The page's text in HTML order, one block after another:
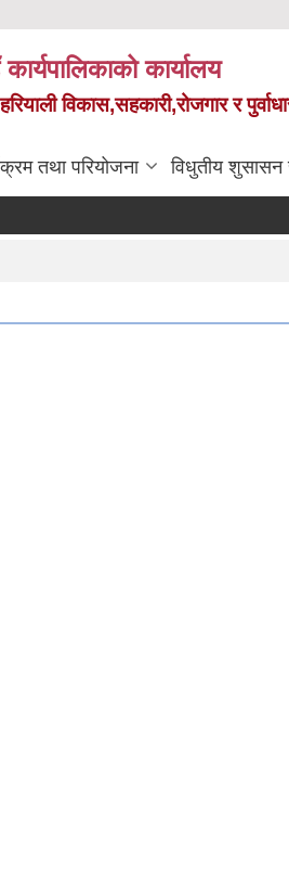
कार्यालय
विकास,सहकारी,रोजगार र
तथा परियोजना विधुतीय शुसासन